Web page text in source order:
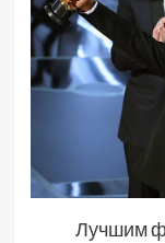
Лучшим